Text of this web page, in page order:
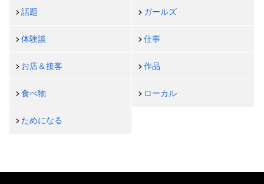
話題 ガールズ
体験談 仕事
お店＆接客 作品
食べ物 ローカル
ためになる